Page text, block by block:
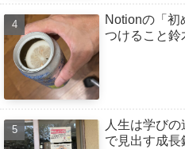
Notionの「初
つけること鈴
人生は学び
で見出す成長